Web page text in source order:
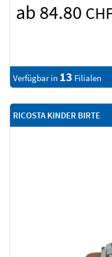
ab 84.80
Verfügbar in 13 Filialen
RICOSTA KINDER BIRTE